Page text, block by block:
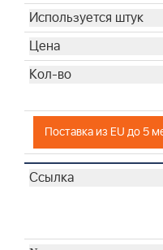
Поставка из EU до 5